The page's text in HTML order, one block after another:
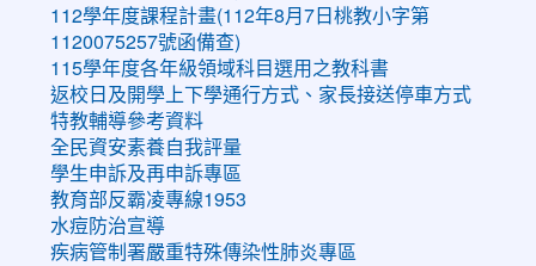
112學年度課程計畫(112年8月7日桃教小字第
1120075257號函備查)
115學年度各年級領域科目選用之教科書
返校日及開學上下學通行方式、家長接送停車方式
特教輔導參考資料
全民資安素養自我評量
學生申訴及再申訴專區
教育部反霸凌專線1953
水痘防治宣導
疾病管制署嚴重特殊傳染性肺炎專區